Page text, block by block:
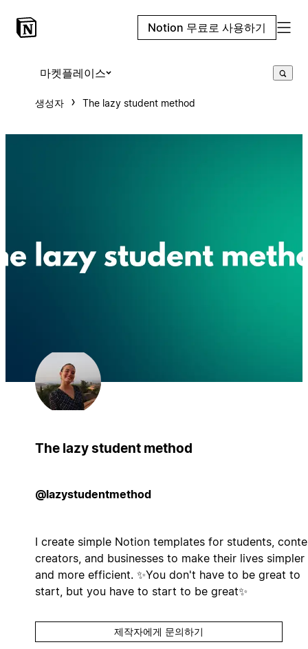
Notion 무료로 사용하기
마켓플레이스
생성자 The lazy student method
The lazy student method
@lazystudentmethod
I create simple Notion templates for students,
creators, and businesses to make their lives simpler
and more efficient. ✨You don't have to be great to
start, but you have to start to be great✨
제작자에게 문의하기